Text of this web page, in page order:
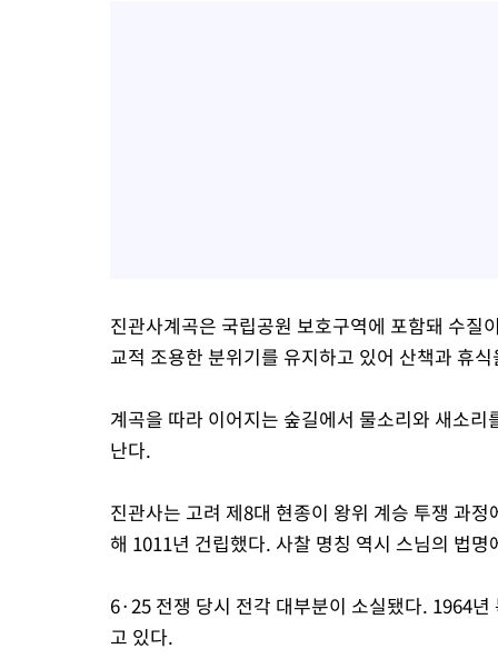
진관사계곡은 국립공원 보호구역에 포함돼 수질
교적 조용한 분위기를 유지하고 있어 산책과 휴
계곡을 따라 이어지는 숲길에서 물소리와 새소
난다.
진관사는 고려 제8대 현종이 왕위 계승 투쟁 과
해 1011년 건립했다. 사찰 명칭 역시 스님의 법명
6·25 전쟁 당시 전각 대부분이 소실됐다. 1964
고 있다.